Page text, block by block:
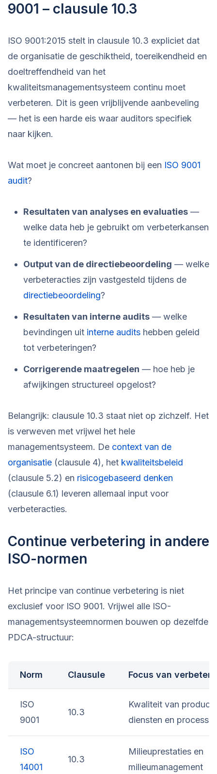
9001 – clausule 10.3
ISO 9001:2015 stelt in clausule 10.3 expliciet dat
de organisatie de geschiktheid, toereikendheid en
doeltreffendheid van het
kwaliteitsmanagementsysteem continu moet
verbeteren. Dit is geen vrijblijvende aanbeveling
— het is een harde eis waar auditors specifiek
naar kijken.
Wat moet je concreet aantonen bij een ISO 9001
audit?
Resultaten van analyses en evaluaties —
welke data heb je gebruikt om verbeterkansen
te identificeren?
Output van de directiebeoordeling — welke
verbeteracties zijn vastgesteld tijdens de
directiebeoordeling?
Resultaten van interne audits — welke
bevindingen uit interne audits hebben geleid
tot verbeteringen?
Corrigerende maatregelen — hoe heb je
afwijkingen structureel opgelost?
Belangrijk: clausule 10.3 staat niet op zichzelf. Het
is verweven met vrijwel het hele
managementsysteem. De context van de
organisatie (clausule 4), het kwaliteitsbeleid
(clausule 5.2) en risicogebaseerd denken
(clausule 6.1) leveren allemaal input voor
verbeteracties.
Continue verbetering in andere
ISO-normen
Het principe van continue verbetering is niet
exclusief voor ISO 9001. Vrijwel alle ISO-
managementsysteemnormen bouwen op dezelfde
PDCA-structuur:
Norm Clausule Focus van
ISO
9001
10.3
Kwaliteit van
diensten en
ISO
14001
10.3
Milieuprestaties en
milieumanagement